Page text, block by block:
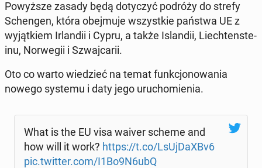
Po­wyż­sze zasady będą do­ty­czyć podróży do strefy
Schen­gen, która obej­mu­je wszyst­kie państwa UE z
wy­jąt­kiem Ir­lan­dii i Cypru, a także Is­lan­dii, Liech­ten­ste­
inu, Nor­we­gii i Szwaj­ca­rii.
Oto co warto wie­dzieć na temat funk­cjo­no­wa­nia
nowego systemu i daty jego uru­cho­mie­nia.
What is the EU visa waiver scheme and
how will it work? https://t.co/LsUj­Da­XBv6
pic.twitter.com/I1Bo9N6ubQ